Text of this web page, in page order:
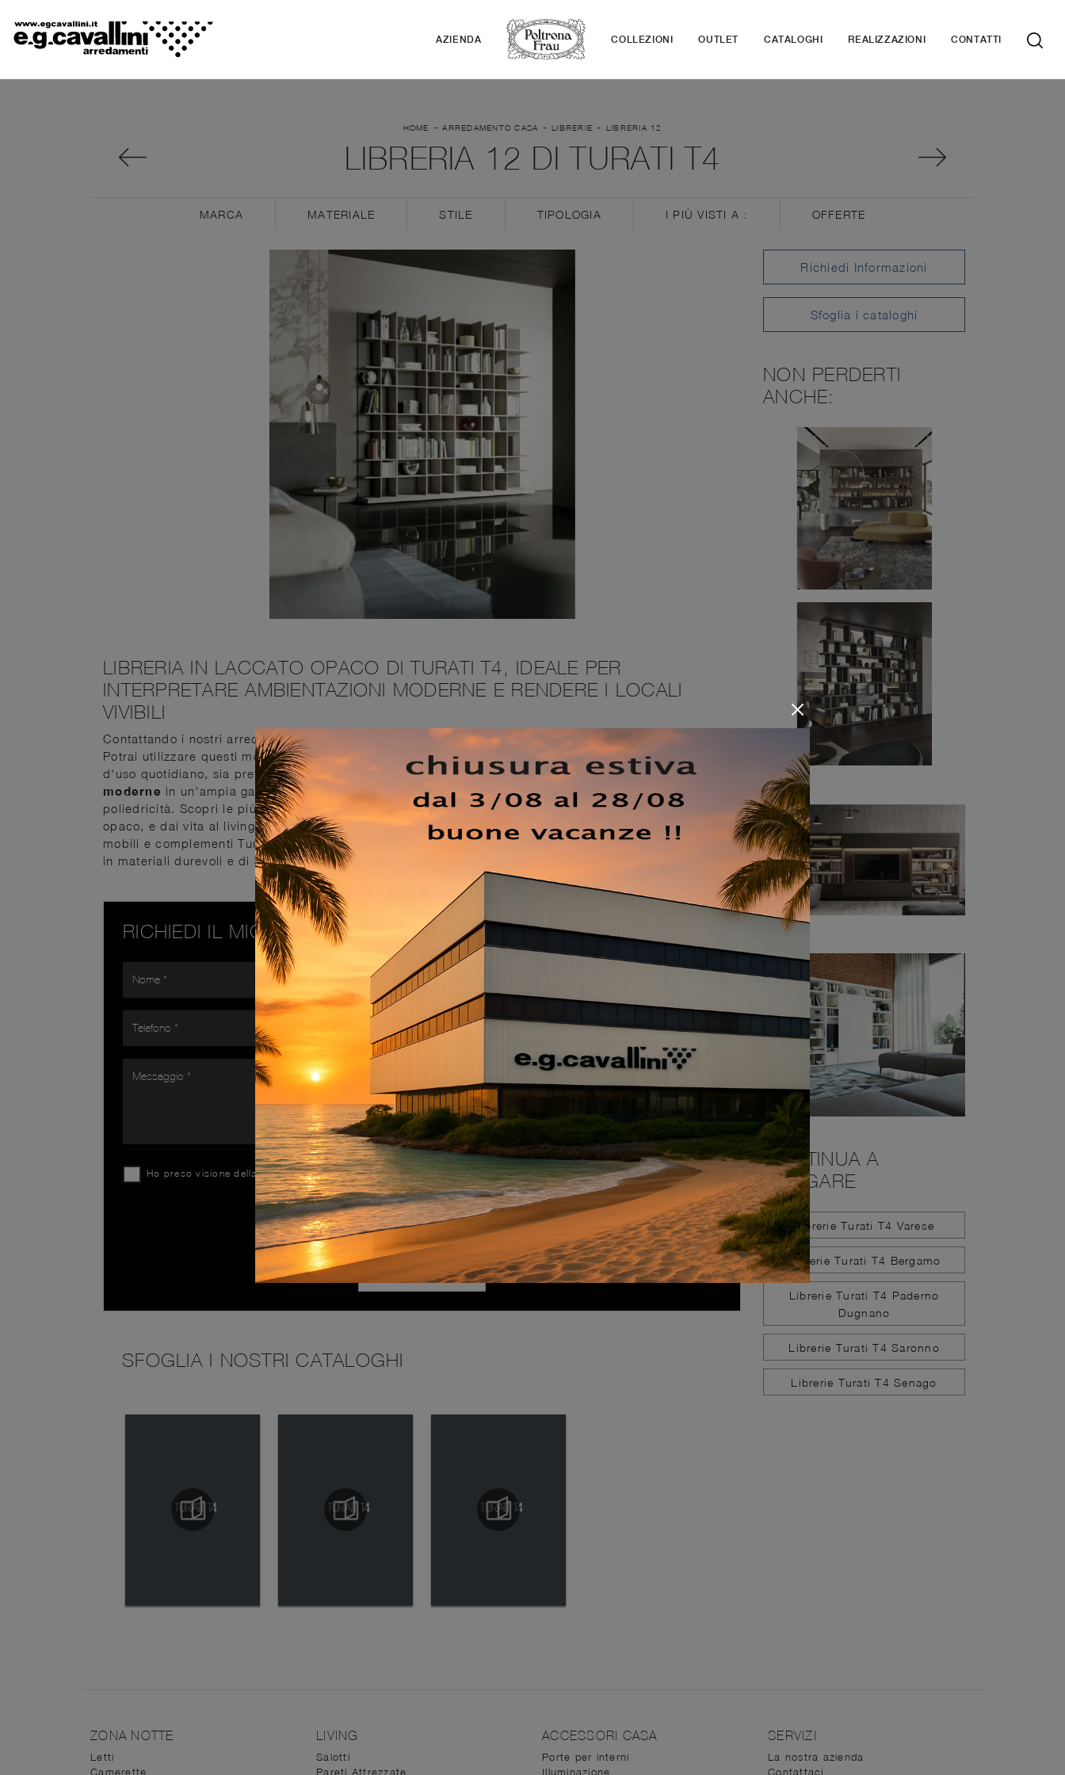
AZIENDA COLLEZIONI OUTLET CATALOGHI REALIZZAZIONI CONTATTI
HOME -ARREDAMENTO CASA - LIBRERIE - LIBRERIA 12
LIBRERIA 12 DI TURATI T4
MARCA MATERIALE STILE TIPOLOGIA I PIÙ VISTI A : OFFERTE
LIBRERIA IN LACCATO OPACO DI TURATI T4, IDEALE PER
INTERPRETARE AMBIENTAZIONI MODERNE E RENDERE I LOCALI
VIVIBILI
Contattando i nostri arredatori potrai avere info di ogni tipo sulla Libreria 12 di Turati T4 qui disponibile.
Potrai utilizzare questi mobili come una superficie di appoggio multifunzionale, per riporci sia oggetti
d'uso quotidiano, sia prettamente decorativo. Il noto e conosciuto brand produceLibrerie a muro
moderne in un'ampia gamma di conformazioni, misure, tonalità e cromie per assicurare la massima
poliedricità. Scopri le più belle soluzioni salvaspazio, come il mobile soggiorno nell'immagine in laccato
opaco, e dai vita al living dinamico e operativo che hai sempre sognato. Dai valore ai tuoi spazi con i
mobili e complementi Turati T4: in showroom ti aspettano prodotti funzionali e di elevata qualità, sempre
in materiali durevoli e di grande personalità.
RICHIEDI IL MIGLIOR PREZZO
Ho preso visione dellaPrivacy Policy
SFOGLIA I NOSTRI CATALOGHI
Richiedi Informazioni
Sfoglia i cataloghi
NON PERDERTI
ANCHE:
CONTINUA A
NAVIGARE
Librerie Turati T4 Varese
Librerie Turati T4 Bergamo
Librerie Turati T4 Paderno
Dugnano
Librerie Turati T4 Saronno
Librerie Turati T4 Senago
ZONA NOTTE
Letti
Camerette
LIVING
Salotti
Pareti Attrezzate
ACCESSORI CASA
Porte per interni
Illuminazione
SERVIZI
La nostra azienda
Contattaci